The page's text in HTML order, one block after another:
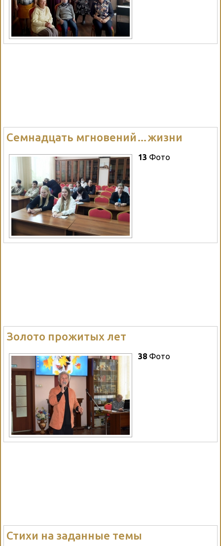
Семнадцать мгновений…жизни
13 Фото
Золото прожитых лет
38 Фото
Стихи на заданные темы